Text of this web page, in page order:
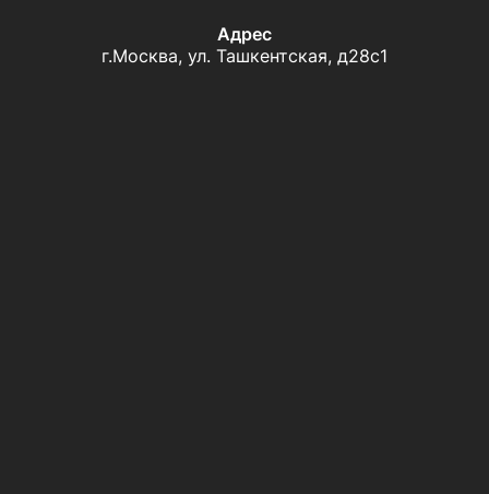
Адрес
г.Москва, ул. Ташкентская, д28с1